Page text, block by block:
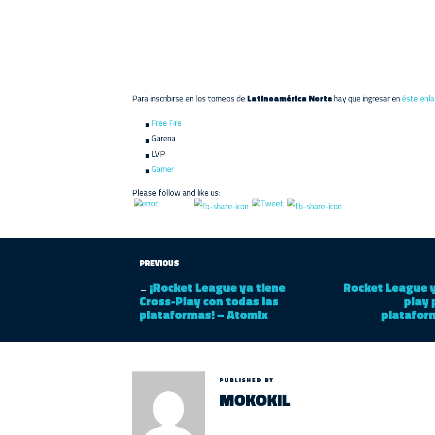
Para inscribirse en los torneos de Latinoamérica Nortehay que ingresar enéste
Free Fire
Garena
LVP
Gamer
Please follow and like us:
PREVIOUS
← ¡Rocket League ya tiene
Cross-Play con todas las
plataformas! – Atomix
Rocket League
play
PUBLISHED BY
MOKOKIL